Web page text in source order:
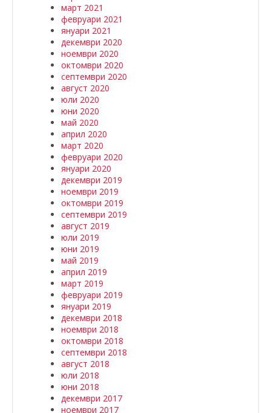
март 2021
февруари 2021
януари 2021
декември 2020
ноември 2020
октомври 2020
септември 2020
август 2020
юли 2020
юни 2020
май 2020
април 2020
март 2020
февруари 2020
януари 2020
декември 2019
ноември 2019
октомври 2019
септември 2019
август 2019
юли 2019
юни 2019
май 2019
април 2019
март 2019
февруари 2019
януари 2019
декември 2018
ноември 2018
октомври 2018
септември 2018
август 2018
юли 2018
юни 2018
декември 2017
ноември 2017